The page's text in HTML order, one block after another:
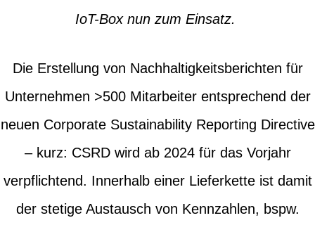
IoT-Box nun zum Einsatz.
Die Erstellung von Nachhaltigkeitsberichten für
Unternehmen >500 Mitarbeiter entsprechend der
neuen Corporate Sustainability Reporting Directive
– kurz: CSRD wird ab 2024 für das Vorjahr
verpflichtend. Innerhalb einer Lieferkette ist damit
der stetige Austausch von Kennzahlen, bspw.